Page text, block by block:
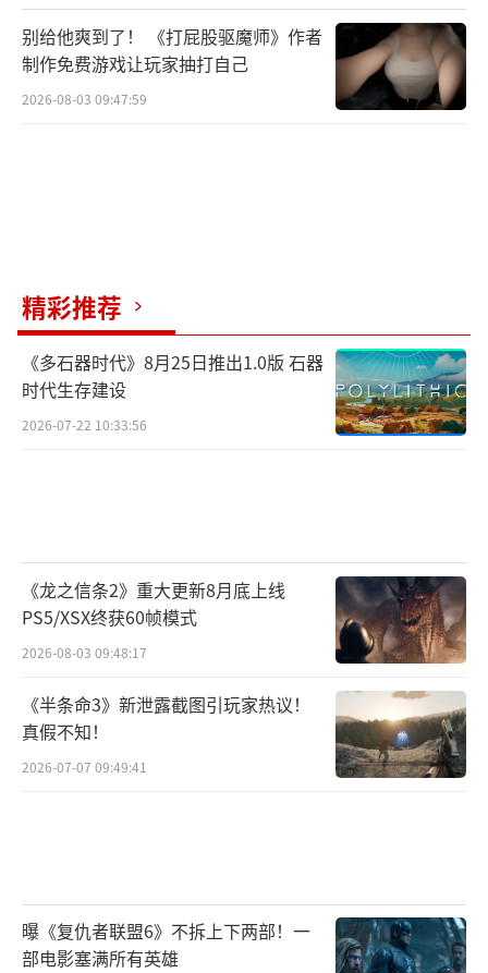
别给他爽到了！ 《打屁股驱魔师》作者
制作免费游戏让玩家抽打自己
2026-08-03 09:47:59
精彩推荐
《多石器时代》8月25日推出1.0版 石器
时代生存建设
2026-07-22 10:33:56
《龙之信条2》重大更新8月底上线
PS5/XSX终获60帧模式
2026-08-03 09:48:17
《半条命3》新泄露截图引玩家热议！
真假不知！
2026-07-07 09:49:41
曝《复仇者联盟6》不拆上下两部！一
部电影塞满所有英雄